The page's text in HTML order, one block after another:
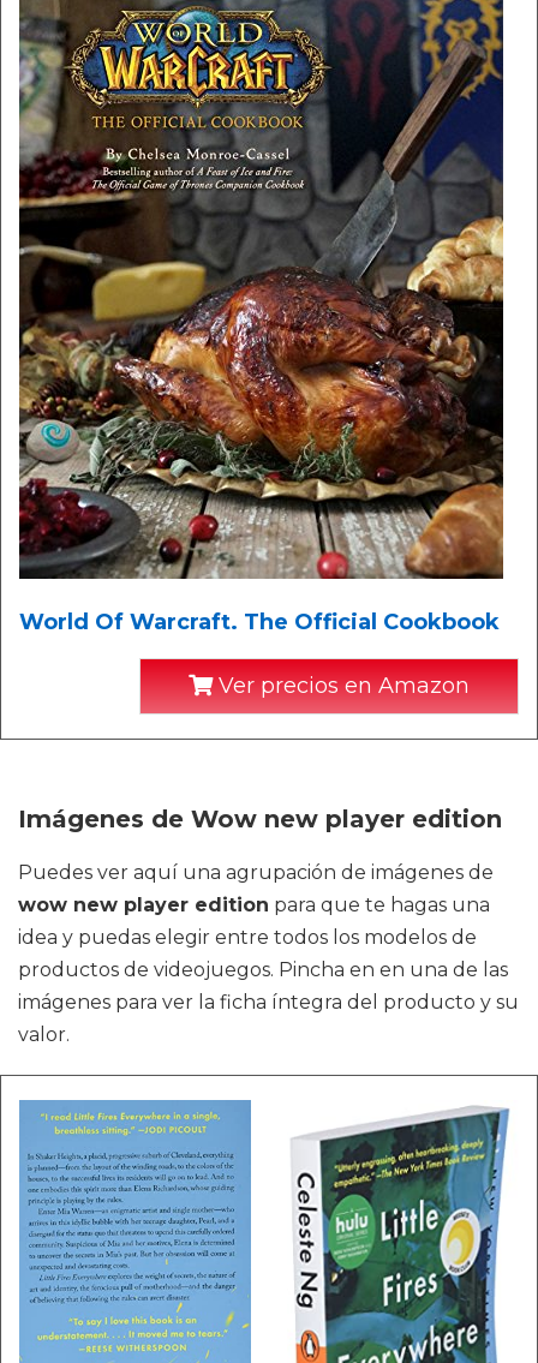
World Of Warcraft. The Official Cookbook
Ver precios en Amazon
Imágenes de Wow new player edition
Puedes ver aquí una agrupación de imágenes de
wow new player edition para que te hagas una
idea y puedas elegir entre todos los modelos de
productos de videojuegos. Pincha en en una de las
imágenes para ver la ficha íntegra del producto y su
valor.